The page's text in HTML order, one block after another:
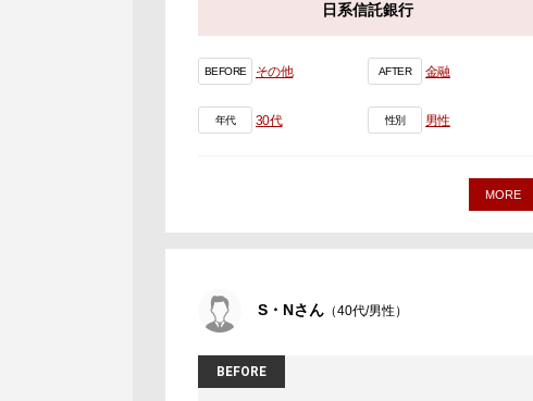
日系信託銀行
BEFORE その他 AFTER 金融
年代 30代 性別 男性
MORE
S・Nさん （40代/男性）
BEFORE